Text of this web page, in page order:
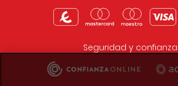
Seguridad y confianza: